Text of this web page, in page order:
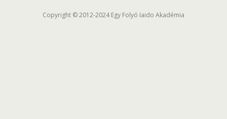
Copyright © 2012-2024 Egy Folyó Iaido Akadémia